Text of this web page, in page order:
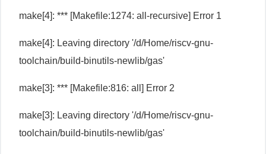
make[4]: *** [Makefile:1274: all-recursive] Error 1
make[4]: Leaving directory '/d/Home/riscv-gnu-
toolchain/build-binutils-newlib/gas'
make[3]: *** [Makefile:816: all] Error 2
make[3]: Leaving directory '/d/Home/riscv-gnu-
toolchain/build-binutils-newlib/gas'